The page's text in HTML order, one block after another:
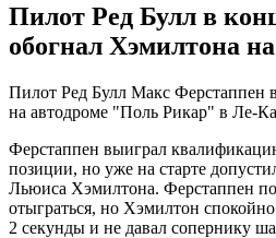
Пилот Ред Булл в
обогнал Хэмилтона
Пилот Ред Булл Макс Ферстаппен
на автодроме "Поль Рикар" в Ле-
Ферстаппен выиграл
позиции, но уже на старте
Льюиса Хэмилтона. Ферстаппен
отыграться, но Хэмилтон
2 секунды и не давал сопернику